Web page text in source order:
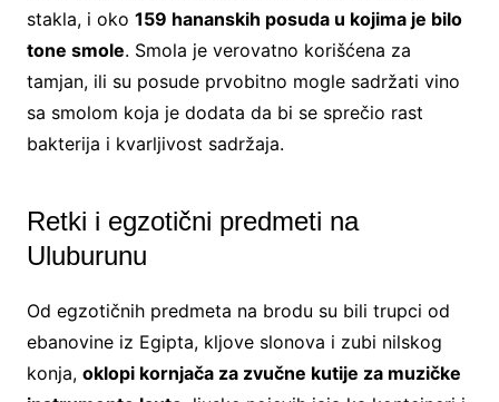
stakla, i oko 159 hananskih posuda u kojima je bilo
tone smole. Smola je verovatno korišćena za
tamjan, ili su posude prvobitno mogle sadržati vino
sa smolom koja je dodata da bi se sprečio rast
bakterija i kvarljivost sadržaja.
Retki i egzotični predmeti na
Uluburunu
Od egzotičnih predmeta na brodu su bili trupci od
ebanovine iz Egipta, kljove slonova i zubi nilskog
konja, oklopi kornjača za zvučne kutije za muzičke